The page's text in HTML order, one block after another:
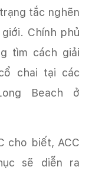
tắc nghẽn
Chính phủ
tìm cách giải
chai tại các
Beach ở
cho biết, ACC
sẽ diễn ra